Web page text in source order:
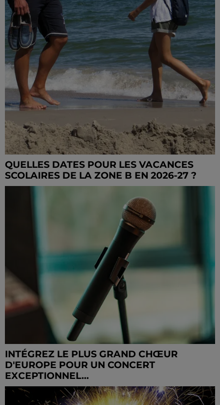
QUELLES DATES POUR LES VACANCES
SCOLAIRES DE LA ZONE B EN 2026-27 ?
INTÉGREZ LE PLUS GRAND CHŒUR
D'EUROPE POUR UN CONCERT
EXCEPTIONNEL...